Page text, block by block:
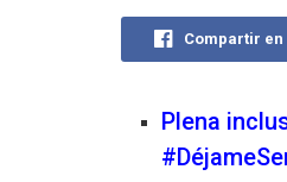
Compartir en
Plena